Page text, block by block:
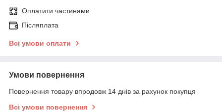
Оплатити частинами
Післяплата
Всі умови оплати
Умови повернення
Повернення товару впродовж 14 днів за рахунок покупця
Всі умови повернення